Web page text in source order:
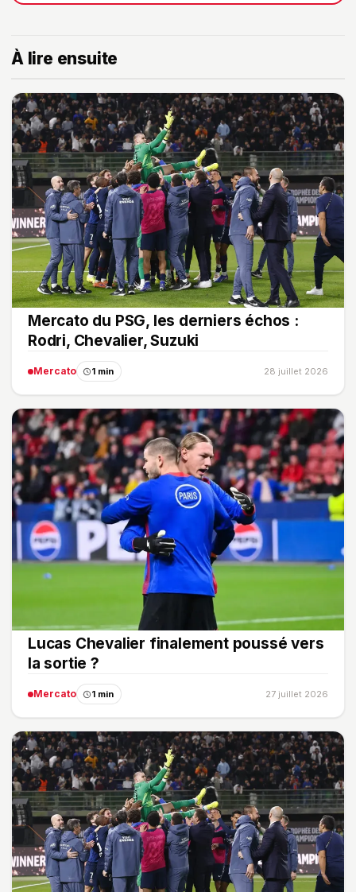
À lire ensuite
Mercato du PSG, les derniers échos :
Rodri, Chevalier, Suzuki
Mercato 1 min 28 juillet 2026
Lucas Chevalier finalement poussé vers
la sortie ?
Mercato 1 min 27 juillet 2026